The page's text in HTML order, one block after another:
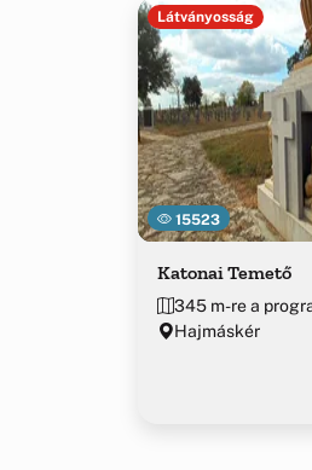
15523
Látványosság
Katonai Temető
345 m-re a
Hajmáskér